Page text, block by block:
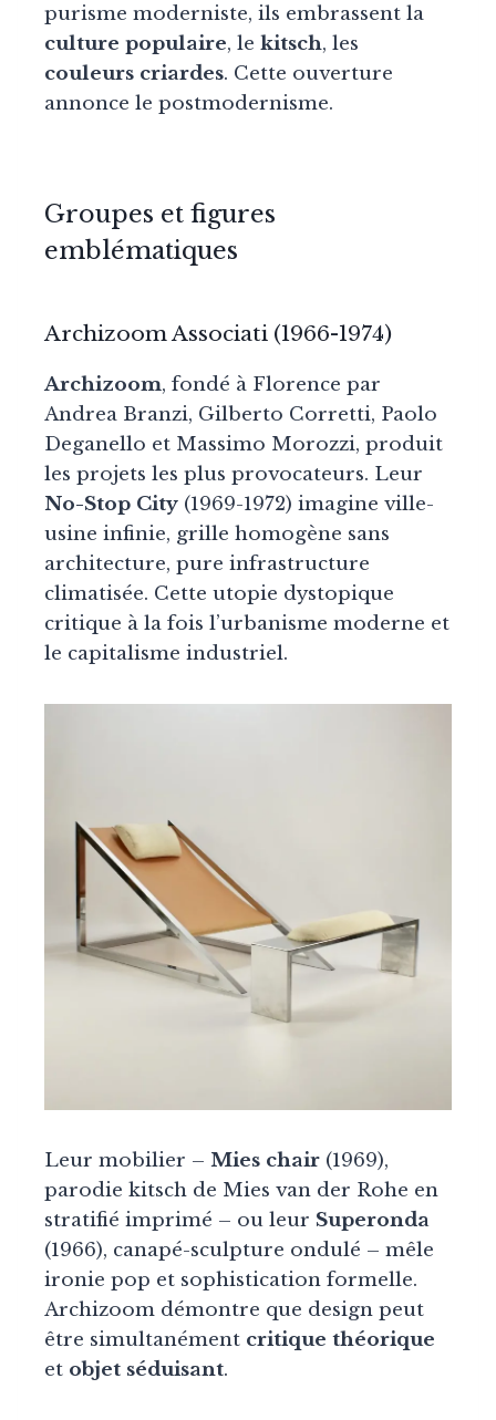
purisme moderniste, ils embrassent la
culture populaire, le kitsch, les
couleurs criardes. Cette ouverture
annonce le postmodernisme.
Groupes et figures
emblématiques
Archizoom Associati (1966-1974)
Archizoom, fondé à Florence par
Andrea Branzi, Gilberto Corretti, Paolo
Deganello et Massimo Morozzi, produit
les projets les plus provocateurs. Leur
No-Stop City (1969-1972) imagine ville-
usine infinie, grille homogène sans
architecture, pure infrastructure
climatisée. Cette utopie dystopique
critique à la fois l’urbanisme moderne et
le capitalisme industriel.
Leur mobilier – Mies chair (1969),
parodie kitsch de Mies van der Rohe en
stratifié imprimé – ou leur Superonda
(1966), canapé-sculpture ondulé – mêle
ironie pop et sophistication formelle.
Archizoom démontre que design peut
être simultanément critique théorique
et objet séduisant.